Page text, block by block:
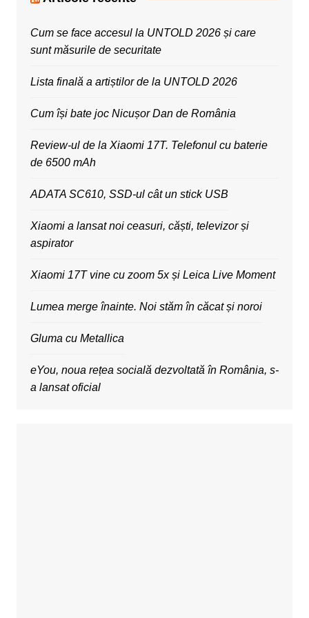
Cum se face accesul la UNTOLD 2026 și care
sunt măsurile de securitate
Lista finală a artiștilor de la UNTOLD 2026
Cum își bate joc Nicușor Dan de România
Review-ul de la Xiaomi 17T. Telefonul cu baterie
de 6500 mAh
ADATA SC610, SSD-ul cât un stick USB
Xiaomi a lansat noi ceasuri, căști, televizor și
aspirator
Xiaomi 17T vine cu zoom 5x și Leica Live Moment
Lumea merge înainte. Noi stăm în căcat și noroi
Gluma cu Metallica
eYou, noua rețea socială dezvoltată în România, s-
a lansat oficial